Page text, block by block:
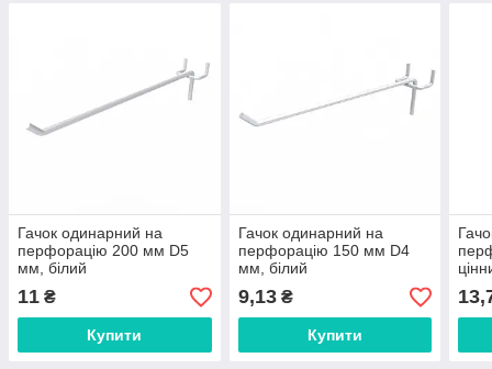
Гачок одинарний на
перфорацію 200 мм D5
мм, білий
11 ₴
Купити
Гачок одинарний на
перфорацію 150 мм D4
мм, білий
9,13₴
Купити
D4